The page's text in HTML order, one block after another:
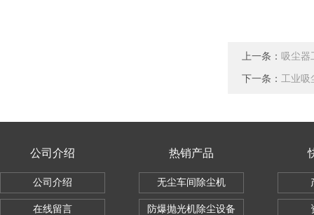
上一条： 吸尘器
下一条： 工业
公司介绍
公司介绍
在线留言
热销产品
无尘车间除尘机
防爆抛光机除尘设备